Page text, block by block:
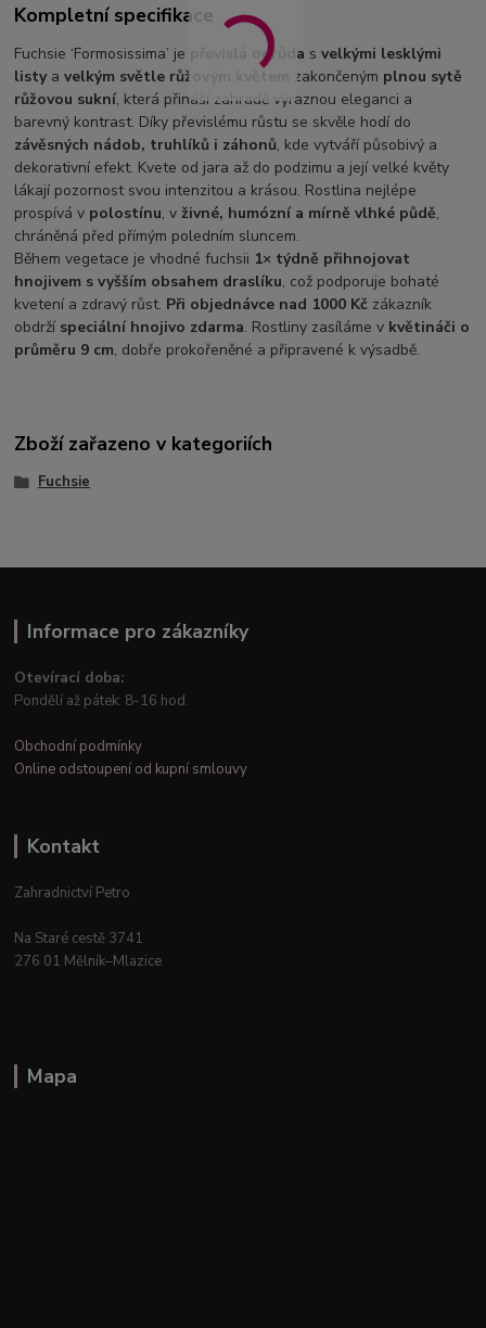
Kompletní specifikace
Fuchsie ‘Formosissima’ je převislá odrůda svelkými lesklými
listyavelkým světle růžovým květem zakončeným plnou sytě
růžovou sukní, která přináší zahradě výraznou eleganci a
barevný kontrast. Díky převislému růstu se skvěle hodí do
závěsných nádob, truhlíků i záhonů, kde vytváří působivý a
dekorativní efekt. Kvete od jara až do podzimu a její velké květy
lákají pozornost svou intenzitou a krásou. Rostlina nejlépe
prospívá v polostínu, vživné, humózní a mírně vlhké půdě,
chráněná před přímým poledním sluncem.
Během vegetace je vhodné fuchsii 1× týdně přihnojovat
hnojivem s vyšším obsahem draslíku, což podporuje bohaté
kvetení a zdravý růst. Při objednávce nad 1000 Kč zákazník
obdrží speciální hnojivo zdarma. Rostliny zasíláme v květináči o
průměru 9 cm, dobře prokořeněné a připravené k výsadbě.
Zboží zařazeno v kategoriích
Fuchsie
Informace pro zákazníky
Otevírací doba:
Pondělí až pátek: 8-16 hod.
Obchodní podmínky
Online odstoupení od kupní smlouvy
Kontakt
Zahradnictví Petro
Na Staré cestě 3741
276 01 Mělník–Mlazice
Mapa